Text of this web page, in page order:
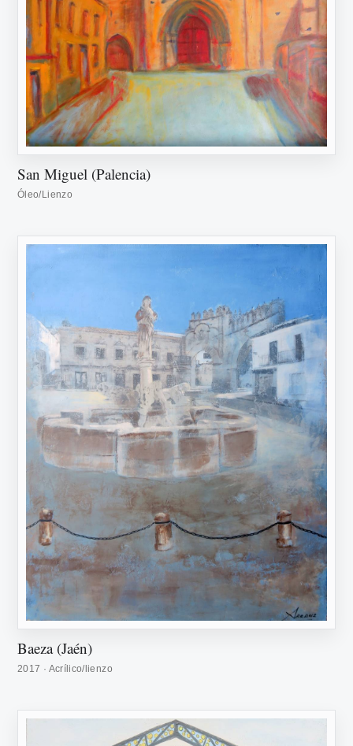
San Miguel (Palencia)
Óleo/Lienzo
Baeza (Jaén)
2017 · Acrílico/lienzo